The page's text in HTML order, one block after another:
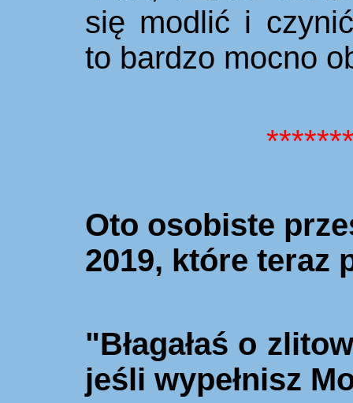
się modlić i
to bardzo mocno
Oto osobiste
2019, które teraz
"Błagałaś o
jeśli wypełnisz